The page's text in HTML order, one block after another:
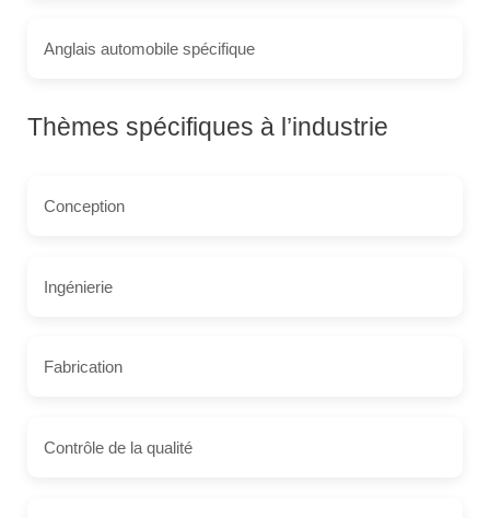
Anglais automobile spécifique
Thèmes spécifiques à l’industrie
Conception
Ingénierie
Fabrication
Contrôle de la qualité